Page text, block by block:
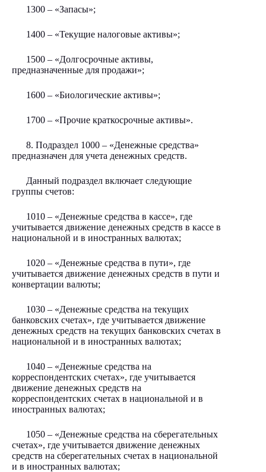
1300 – «Запасы»;
1400 – «Текущие налоговые активы»;
1500 – «Долгосрочные активы,
предназначенные для продажи»;
1600 – «Биологические активы»;
1700 – «Прочие краткосрочные активы».
8. Подраздел 1000 – «Денежные средства»
предназначен для учета денежных средств.
Данный подраздел включает следующие
группы счетов:
1010 – «Денежные средства в кассе», где
учитывается движение денежных средств в кассе в
национальной и в иностранных валютах;
1020 – «Денежные средства в пути», где
учитывается движение денежных средств в пути и
конвертации валюты;
1030 – «Денежные средства на текущих
банковских счетах», где учитывается движение
денежных средств на текущих банковских счетах в
национальной и в иностранных валютах;
1040 – «Денежные средства на
корреспондентских счетах», где учитывается
движение денежных средств на
корреспондентских счетах в национальной и в
иностранных валютах;
1050 – «Денежные средства на сберегательных
счетах», где учитывается движение денежных
средств на сберегательных счетах в национальной
и в иностранных валютах;